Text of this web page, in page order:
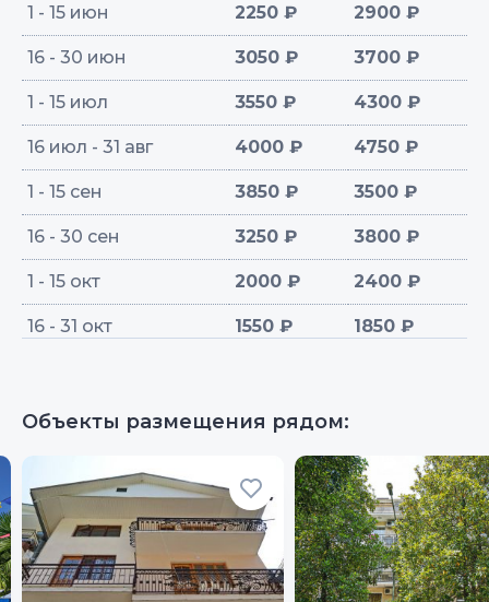
1 - 15 июн 2250 ₽ 2900 ₽
16 - 30 июн 3050 ₽ 3700 ₽
1 - 15 июл 3550 ₽ 4300 ₽
16 июл - 31 авг 4000 ₽ 4750 ₽
1 - 15 сен 3850 ₽ 3500 ₽
16 - 30 сен 3250 ₽ 3800 ₽
1 - 15 окт 2000 ₽ 2400 ₽
16 - 31 окт 1550 ₽ 1850 ₽
Объекты размещения рядом: